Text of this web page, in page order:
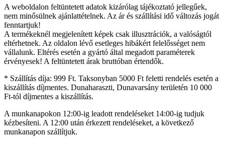
A weboldalon feltüntetett adatok kizárólag tájékoztató jellegűek,
nem minősülnek ajánlattételnek. Az ár és szállítási idő változás jogát
fenntartjuk!
A termékeknél megjelenített képek csak illusztrációk, a valóságtól
eltérhetnek. Az oldalon lévő esetleges hibákért felelősséget nem
vállalunk. Eltérés esetén a gyártó által megadott paraméterek
érvényesek! A feltüntetett árak bruttóban értendők.
* Szállítás díja: 999 Ft. Taksonyban 5000 Ft feletti rendelés esetén a
kiszállítás díjmentes. Dunaharaszti, Dunavarsány területén 10 000
Ft-tól díjmentes a kiszállítás.
A munkanapokon 12:00-ig leadott rendeléseket 14:00-ig tudjuk
kézbesíteni. A 12:00 után érkezett rendeléseket, a következő
munkanapon szállítjuk.